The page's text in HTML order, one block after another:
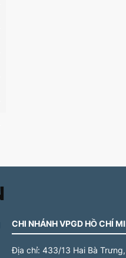
CHI NHÁNH VPGD HỒ CHÍ
Địa chỉ: 433/13 Hai Bà